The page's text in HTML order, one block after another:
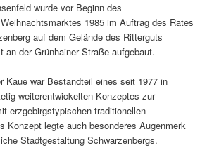
wurde vor Beginn des
1985 im Auftrag des Rates
auf dem Gelände des Ritterguts
an der Grünhainer Straße aufgebaut.
Kaue war Bestandteil eines seit 1977 in
weiter­ent­wi­ckelten Konzeptes zur
erzge­birgs­ty­pi­schen tradi­tio­nellen
Konzept legte auch beson­deres Augenmerk
Stadtgestaltung Schwarzenbergs.